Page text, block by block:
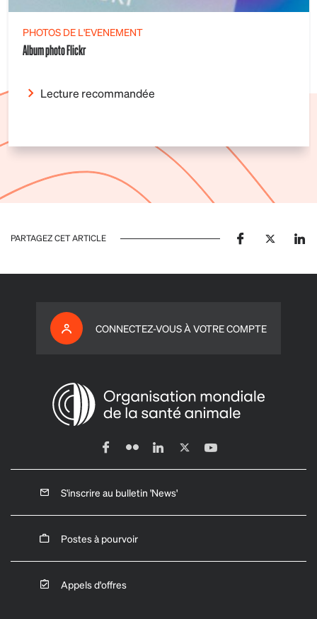
PHOTOS DE L'EVENEMENT
Album photo Flickr
Lecture recommandée
PARTAGEZ CET ARTICLE
CONNECTEZ-VOUS À VOTRE COMPTE
S'inscrire au bulletin 'News'
Postes à pourvoir
Appels d'offres